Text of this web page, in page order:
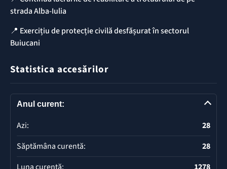
strada Alba-Iulia
📍 Exercițiu de protecție civilă desfășurat în sectorul
Buiucani
Statistica accesărilor
Anul curent:
Azi:
28
Săptămâna curentă:
28